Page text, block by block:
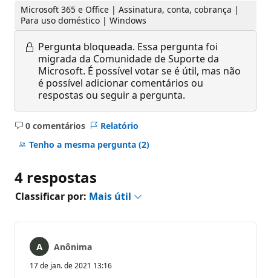
Microsoft 365 e Office | Assinatura, conta, cobrança |
Para uso doméstico | Windows
Pergunta bloqueada. Essa pergunta foi
migrada da Comunidade de Suporte da
Microsoft. É possível votar se é útil, mas não
é possível adicionar comentários ou
respostas ou seguir a pergunta.
0 comentários
Sem
comentários
Relatório
Tenho a mesma pergunta (2)
4 respostas
Classificar por: Mais útil
Anônima
17 de jan. de 2021 13:16